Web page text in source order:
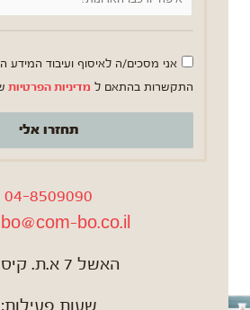
אני מסכים/ה לאיסוף ועיבוד המידע
התקשרות בהתאם ל מדיניות הפרטיות
תחזרו אלי
04-8509090
bo.co.il
האשל 7 א.ת. קיסריה
שעות פעילות: